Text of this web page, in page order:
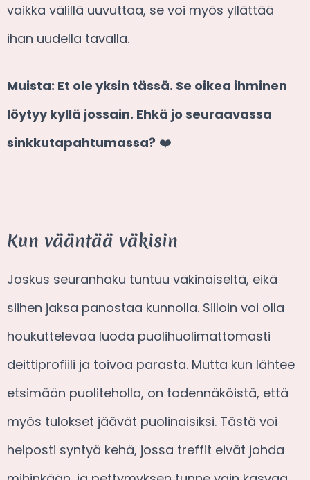
vaikka välillä uuvuttaa, se voi myös yllättää
ihan uudella tavalla.
Muista: Et ole yksin tässä. Se oikea ihminen
löytyy kyllä jossain. Ehkä jo seuraavassa
sinkkutapahtumassa? ❤️
Kun vääntää väkisin
Joskus seuranhaku tuntuu väkinäiseltä, eikä
siihen jaksa panostaa kunnolla. Silloin voi olla
houkuttelevaa luoda puolihuolimattomasti
deittiprofiili ja toivoa parasta. Mutta kun lähtee
etsimään puoliteholla, on todennäköistä, että
myös tulokset jäävät puolinaisiksi. Tästä voi
helposti syntyä kehä, jossa treffit eivät johda